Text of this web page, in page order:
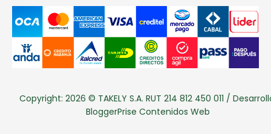
Copyright: 2026 © TAKELY S.A. RUT 214 812 450 011 /
BloggerPrise Contenidos Web